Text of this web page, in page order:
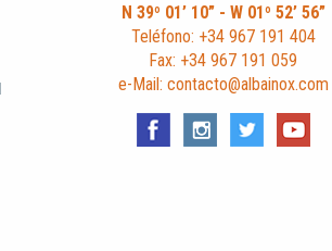
N 39º 01’ 10” - W 01º 52’ 56”
Teléfono: +34 967 191 404
Fax: +34 967 191 059
e-Mail: contacto@albainox.com